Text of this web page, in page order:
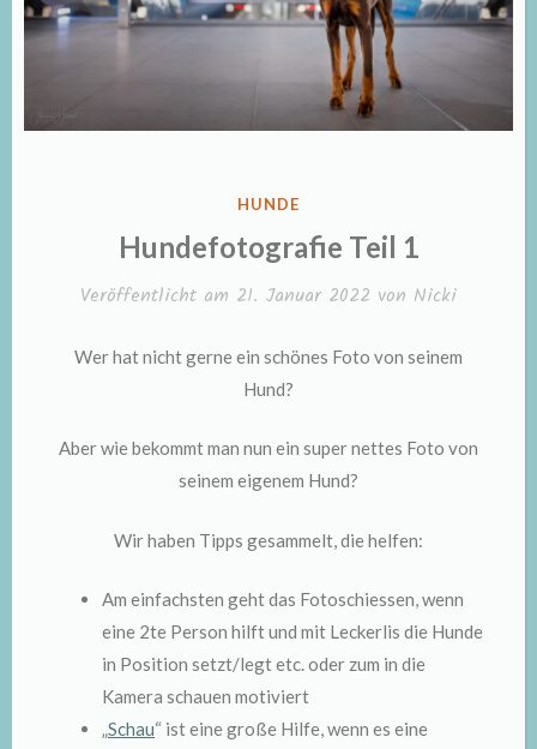
VERÖFFENTLICHT
HUNDE
Hundefotografie Teil 1
Veröffentlicht am 21. Januar 2022 von Nicki
Wer hat nicht gerne ein schönes Foto von seinem
Hund?
Aber wie bekommt man nun ein super nettes Foto von
seinem eigenem Hund?
Wir haben Tipps gesammelt, die helfen:
Am einfachsten geht das Fotoschiessen, wenn
eine 2te Person hilft und mit Leckerlis die Hunde
in Position setzt/legt etc. oder zum in die
Kamera schauen motiviert
„Schau“ ist eine große Hilfe, wenn es eine